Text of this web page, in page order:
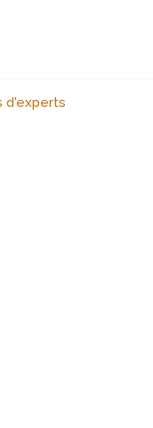
d'experts